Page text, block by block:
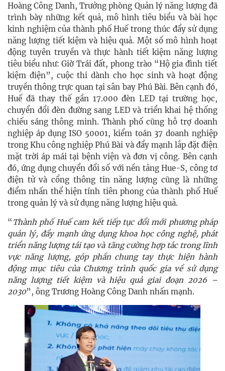
Hoàng Công Danh, Trưởng phòng Quản lý năng lượng đã
trình bày những kết quả, mô hình tiêu biểu và bài học
kinh nghiệm của thành phố Huế trong thúc đẩy sử dụng
năng lượng tiết kiệm và hiệu quả. Một số mô hình hoạt
động tuyên truyền và thực hành tiết kiệm năng lượng
tiêu biểu như: Giờ Trái đất, phong trào “Hộ gia đình tiết
kiệm điện”, cuộc thi dành cho học sinh và hoạt động
truyền thông trực quan tại sân bay Phú Bài. Bên cạnh đó,
Huế đã thay thế gần 17.000 đèn LED tại trường học,
chuyển đổi đèn đường sang LED và triển khai hệ thống
chiếu sáng thông minh. Thành phố cũng hỗ trợ doanh
nghiệp áp dụng ISO 50001, kiểm toán 37 doanh nghiệp
trong Khu công nghiệp Phú Bài và đẩy mạnh lắp đặt điện
mặt trời áp mái tại bệnh viện và đơn vị công. Bên cạnh
đó, ứng dụng chuyển đổi số với nền tảng Hue-S, công tơ
điện tử và cổng thông tin năng lượng cũng là những
điểm nhấn thể hiện tính tiên phong của thành phố Huế
trong quản lý và sử dụng năng lượng hiệu quả.
“ Thành phố Huế cam kết tiếp tục đổi mới phương pháp
quản lý, đẩy mạnh ứng dụng khoa học công nghệ, phát
triển năng lượng tái tạo và tăng cường hợp tác trong lĩnh
vực năng lượng, góp phần chung tay thực hiện hành
động mục tiêu của Chương trình quốc gia về sử dụng
năng lượng tiết kiệm và hiệu quả giai đoạn 2026 –
2030”, ông Trương Hoàng Công Danh nhấn mạnh.